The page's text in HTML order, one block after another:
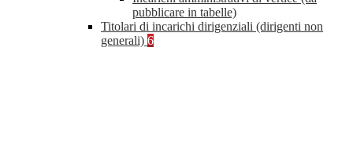
pubblicare in tabelle)
Titolari di incarichi dirigenziali (dirigenti non
generali) 6